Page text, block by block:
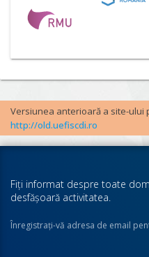
Versiunea anterioară a site-ului
http://old.uefiscdi.ro
Fiţi informat despre toate
desfăşoară activitatea.
Înregistraţi-vă adresa de email